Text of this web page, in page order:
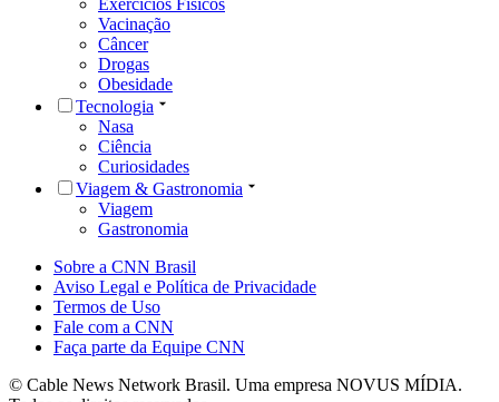
Vacinação
Câncer
Drogas
Obesidade
Tecnologia
Nasa
Ciência
Curiosidades
Viagem & Gastronomia
Viagem
Gastronomia
Sobre a CNN Brasil
Aviso Legal e Política de Privacidade
Termos de Uso
Fale com a CNN
Faça parte da Equipe CNN
© Cable News Network Brasil. Uma empresa NOVUS MÍDIA.